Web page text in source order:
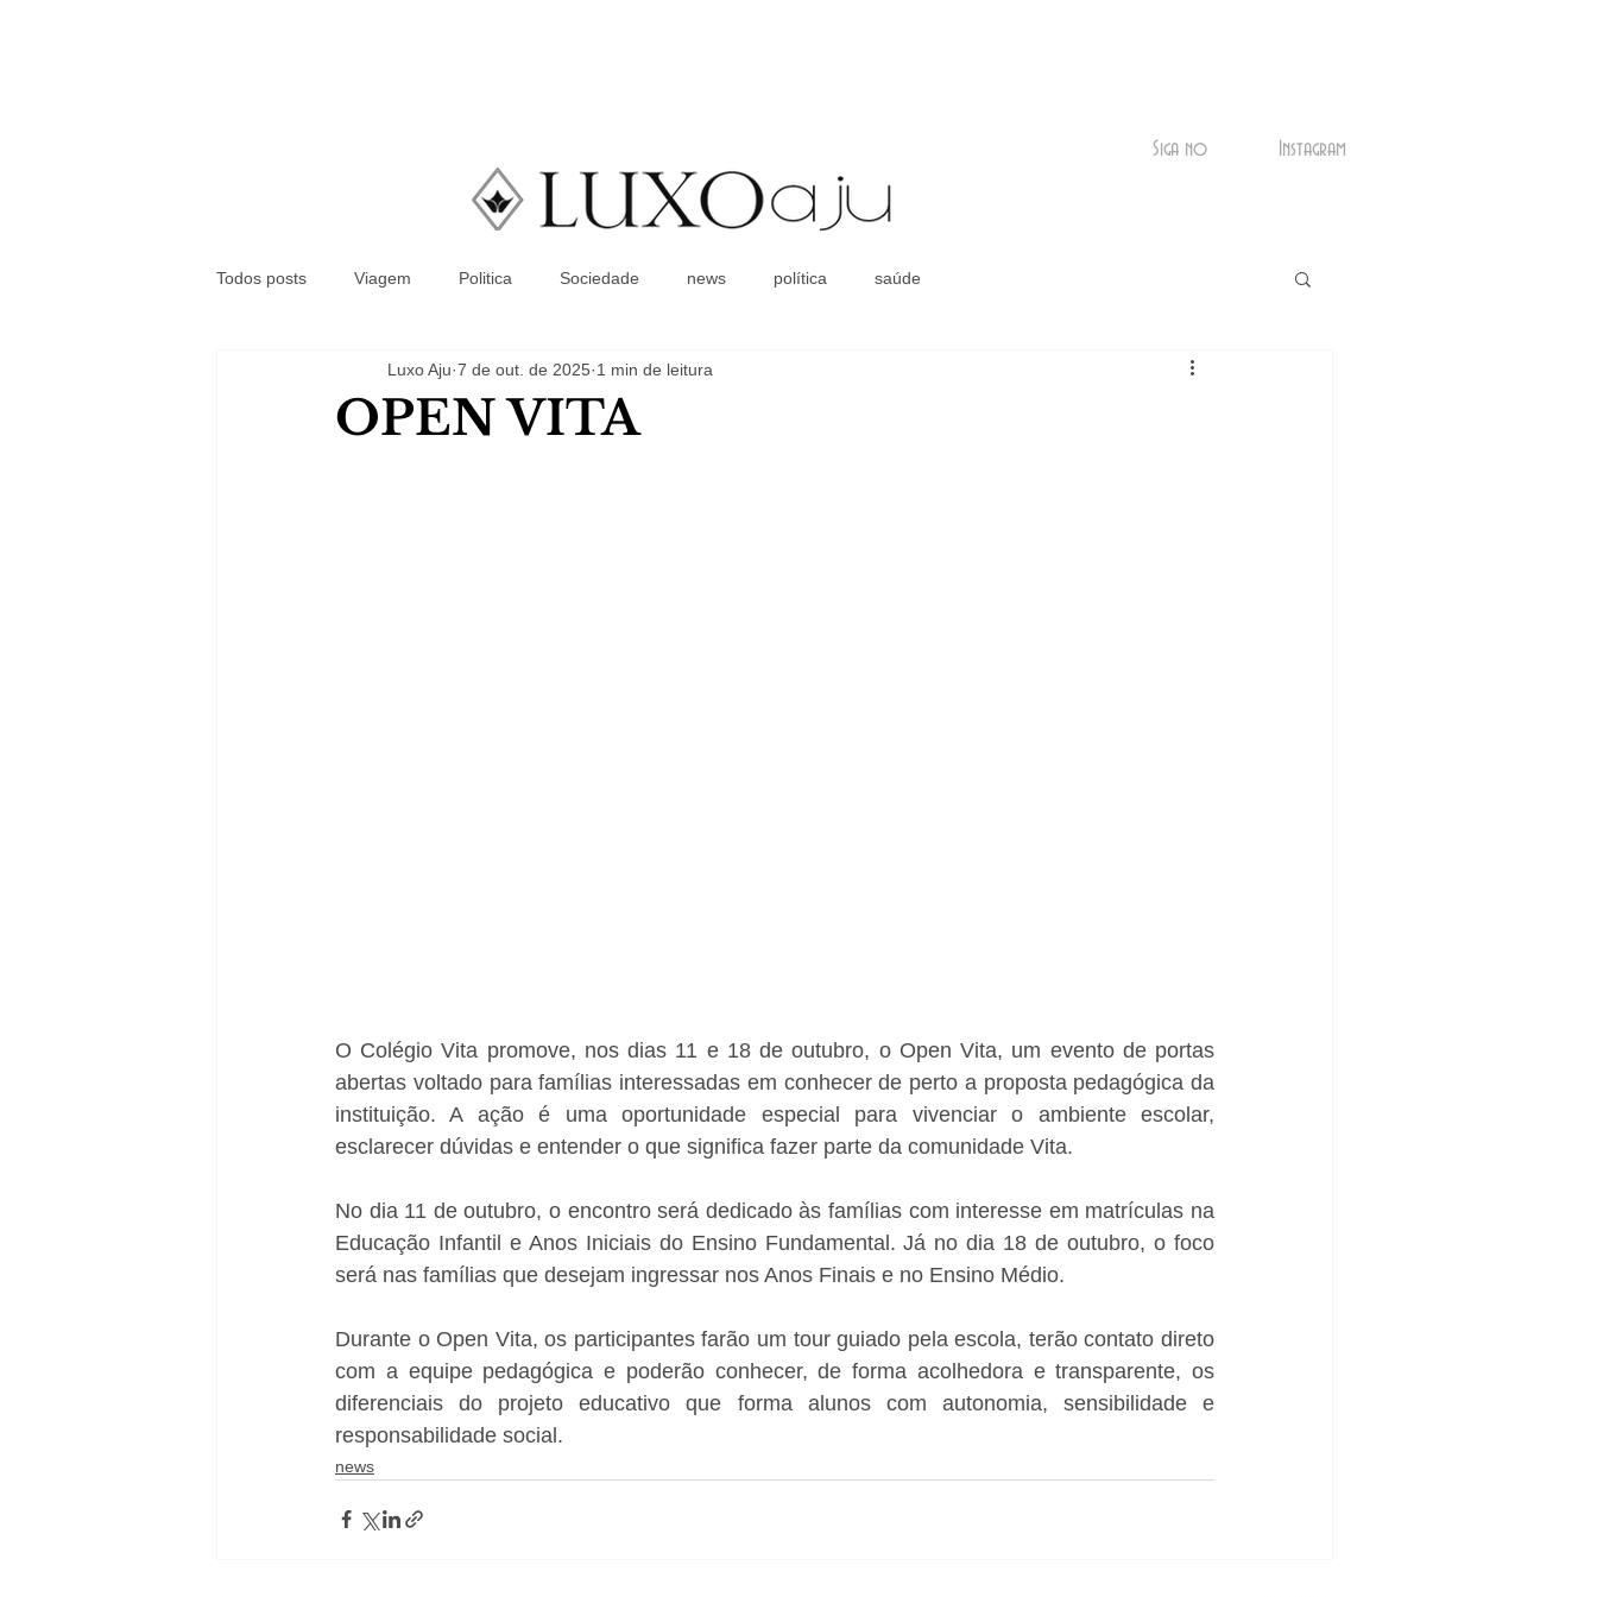
Coluna Social
Siga no Instagram
Todos posts Viagem Politica Sociedade news política saúde
OPEN VITA
Luxo Aju 7 de out. de 2025 1 min de leitura
O Colégio Vita promove, nos dias 11 e 18 de outubro, o Open Vita, um evento de portas
abertas voltado para famílias interessadas em conhecer de perto a proposta pedagógica da
instituição. A ação é uma oportunidade especial para vivenciar o ambiente escolar,
esclarecer dúvidas e entender o que significa fazer parte da comunidade Vita.
No dia 11 de outubro, o encontro será dedicado às famílias com interesse em matrículas na
Educação Infantil e Anos Iniciais do Ensino Fundamental. Já no dia 18 de outubro, o foco
será nas famílias que desejam ingressar nos Anos Finais e no Ensino Médio.
Durante o Open Vita, os participantes farão um tour guiado pela escola, terão contato direto
com a equipe pedagógica e poderão conhecer, de forma acolhedora e transparente, os
diferenciais do projeto educativo que forma alunos com autonomia, sensibilidade e
responsabilidade social.
news